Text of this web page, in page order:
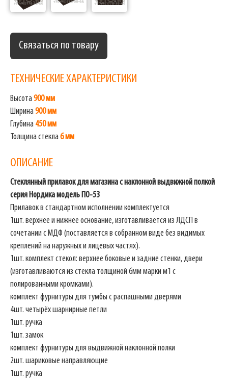
Связаться по товару
ТЕХНИЧЕСКИЕ ХАРАКТЕРИСТИКИ
Высота900 мм
Ширина900 мм
Глубина 450 мм
Толщина стекла6 мм
ОПИСАНИЕ
Стеклянный прилавок для магазина с наклонной выдвижной полкой
серия Нордика модель ПO-53
Прилавок в стандартном исполнении комплектуется
1шт. верхнее и нижнее основание, изготавливается из ЛДСП в
сочетании с МДФ (поставляется в собранном виде без видимых
креплений на наружных и лицевых частях).
1шт. комплект стекол: верхнее боковые и задние стенки, двери
(изготавливаются из стекла толщиной 6мм марки м1 с
полированными кромками).
комплект фурнитуры для тумбы с распашными дверями
4шт. четырёх шарнирные петли
1шт. ручка
1шт. замок
комплект фурнитуры для выдвижной наклонной полки
2шт. шариковые направляющие
1шт. ручка